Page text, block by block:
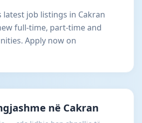
latest job listings in Cakran
full-time, part-time and
Apply now on
në Cakran